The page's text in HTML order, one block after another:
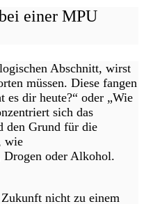
einer MPU
Abschnitt, wirst
müssen. Diese fangen
es dir heute?“ oder „Wie
sich das
den Grund für die
wie
oder Alkohol.
nicht zu einem